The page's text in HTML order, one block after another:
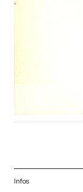
Infos